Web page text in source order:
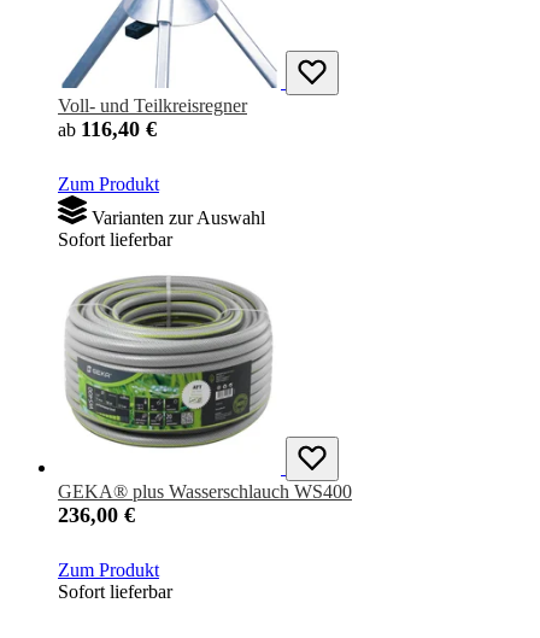
Voll- und Teilkreisregner
ab 116,40 €
Zum Produkt
Varianten zur Auswahl
Sofort lieferbar
GEKA® plus Wasserschlauch WS400
236,00 €
Zum Produkt
Sofort lieferbar